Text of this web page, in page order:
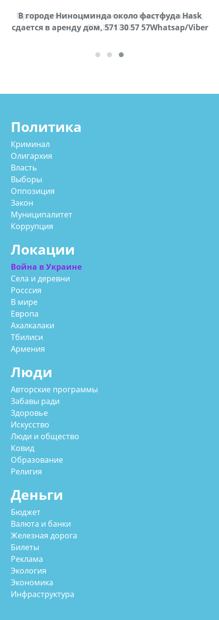
Продается соль оптом и в розницу в мешках,
500 22 47 42
В городе Ниноцминда около фастфуда Hask
cдается в аренду дом, 571 30 57 57Whatsap/Viber
Политика
Криминал
Олигархия
Власть
Выборы
Оппозиция
Закон
Муниципалитет
Коррупция
Локации
Война в Украине
Села и деревни
Росссия
В мире
Европа
Ахалкалаки
Тбилиси
Армения
Люди
Авторские программы
Забавы ради
Здоровье
Искусство
Люди и общество
Ковид
Образование
Религия
Деньги
Бюджет
Валюта и банки
Железная дорога
Билеты
Реклама
Экология
Экономика
Инфраструктура